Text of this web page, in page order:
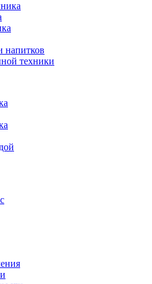
напитков
техники